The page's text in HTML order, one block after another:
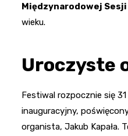
Międzynarodowej
wieku.
Uroczyste
Festiwal rozpocznie się
inauguracyjny,
organista, Jakub Kapała.